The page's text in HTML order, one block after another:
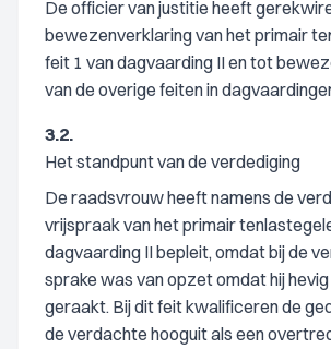
De officier van justitie heeft
bewezenverklaring van het primair
feit 1 van dagvaarding II en tot
van de overige feiten in
3.2.
Het standpunt van de verdediging
De raadsvrouw heeft namens de
vrijspraak van het primair
dagvaarding II bepleit, omdat bij de
sprake was van opzet omdat hij
geraakt. Bij dit feit kwalificeren de
de verdachte hooguit als een